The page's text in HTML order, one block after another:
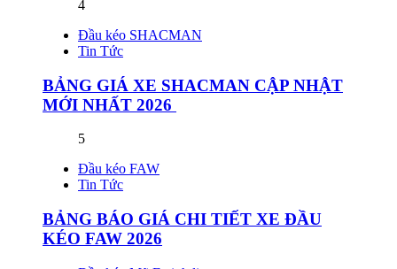
4
Đầu kéo SHACMAN
Tin Tức
BẢNG GIÁ XE SHACMAN CẬP NHẬT
MỚI NHẤT 2026
5
Đầu kéo FAW
Tin Tức
BẢNG BÁO GIÁ CHI TIẾT XE ĐẦU
KÉO FAW 2026